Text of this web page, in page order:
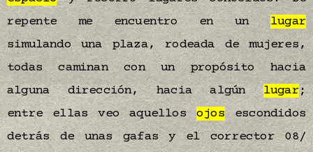
repente me encuentro en unlugar
simulando una plaza, rodeada de mujeres,
todas caminan con un propósito hacia
alguna dirección, hacia algúnlugar;
entre ellas veo aquellosojosescondidos
detrás de unas gafas y el corrector 08/